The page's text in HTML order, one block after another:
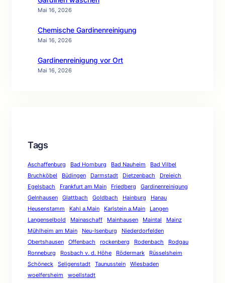
Mai 16, 2026
Chemische Gardinenreinigung
Mai 16, 2026
Gardinenreinigung vor Ort
Mai 16, 2026
Tags
Aschaffenburg Bad Homburg Bad Nauheim
Bad Vilbel
Bruchköbel
Büdingen Darmstadt Dietzenbach
Dreieich
Egelsbach
Frankfurt am Main Friedberg
Gardinenreinigung
Gelnhausen
Glattbach Goldbach Hainburg
Hanau
Heusenstamm
Kahl a.Main Karlstein a.Main
Langen
Langenselbold
Mainaschaff Mainhausen Maintal
Mainz
Mühlheim am Main
Neu-Isenburg
Niederdorfelden
Obertshausen
Offenbach rockenberg Rodenbach
Rodgau
Ronneburg
Rosbach v. d. Höhe Rödermark
Rüsselsheim
Schöneck
Seligenstadt Taunusstein
Wiesbaden
woelfersheim
woellstadt